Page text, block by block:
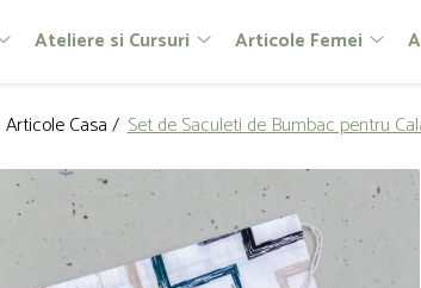
Ateliere si Cursuri Articole Femei
Articole Casa / Set de Saculeti de Bumbac pentru